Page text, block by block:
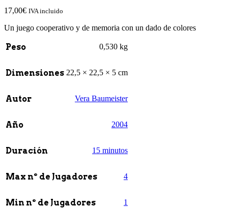
17,00€ IVA incluido
Un juego cooperativo y de memoria con un dado de colores
Peso 0,530 kg
Dimensiones 22,5 × 22,5 × 5 cm
Autor Vera Baumeister
Año 2004
Duración 15 minutos
Max nº de Jugadores 4
Min nº de Jugadores 1